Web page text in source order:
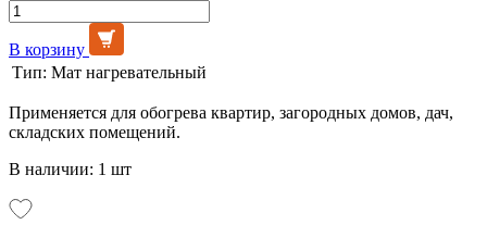
В корзину
Тип: Мат нагревательный
Применяется для обогрева квартир, загородных домов, дач,
складских помещений.
В наличии: 1 шт